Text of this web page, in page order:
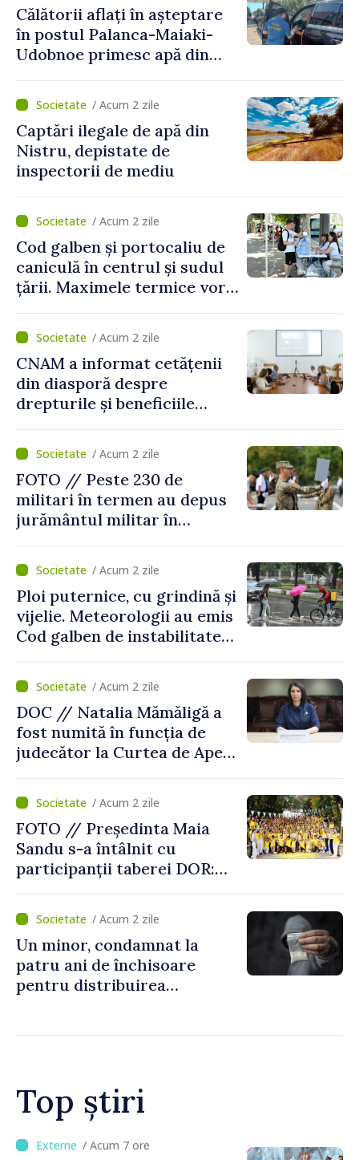
publicat în Monitorul Oficial
Călătorii aflați în așteptare
în postul Palanca-Maiaki-
Udobnoe primesc apă din
și a polițiștilor de frontieră
/ Acum 2 zile
Captări ilegale de apă din
Nistru, depistate de
inspectorii de mediu
/ Acum 2 zile
Cod galben și portocaliu de
caniculă în centrul și sudul
țării. Maximele termice vor
/ Acum 2 zile
CNAM a informat cetățenii
din diasporă despre
drepturile și beneficiile
/ Acum 2 zile
FOTO // Peste 230 de
militari în termen au depus
jurământul militar în
/ Acum 2 zile
Ploi puternice, cu grindină și
vijelie. Meteorologii au emis
Cod galben de instabilitate
/ Acum 2 zile
DOC // Natalia Mămăligă a
fost numită în funcția de
judecător la Curtea de Apel
/ Acum 2 zile
FOTO // Președinta Maia
Sandu s-a întâlnit cu
participanții taberei DOR:
noastră rămâne puternică”
/ Acum 2 zile
Un minor, condamnat la
patru ani de închisoare
pentru distribuirea
Top știri
/ Acum 3 ore